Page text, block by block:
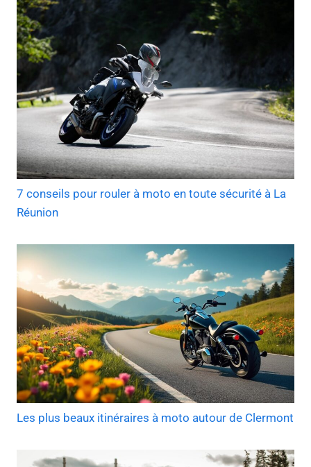
7 conseils pour rouler à moto en toute sécurité à La
Réunion
Les plus beaux itinéraires à moto autour de Clermont